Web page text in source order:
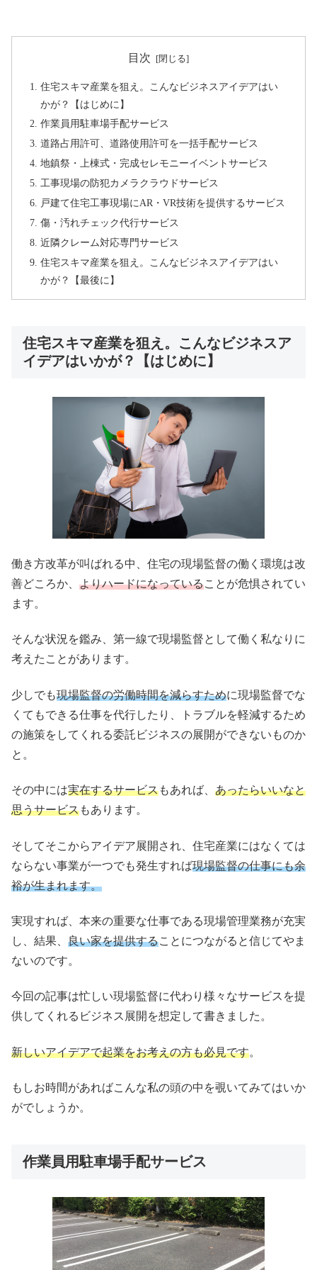
目次
住宅スキマ産業を狙え。こんなビジネスアイデアはい
かが？【はじめに】
作業員用駐車場手配サービス
道路占用許可、道路使用許可を一括手配サービス
地鎮祭・上棟式・完成セレモニーイベントサービス
工事現場の防犯カメラクラウドサービス
戸建て住宅工事現場にAR・VR技術を提供するサービス
傷・汚れチェック代行サービス
近隣クレーム対応専門サービス
住宅スキマ産業を狙え。こんなビジネスアイデアはい
かが？【最後に】
住宅スキマ産業を狙え。こんなビジネスア
イデアはいかが？【はじめに】
働き方改革が叫ばれる中、住宅の現場監督の働く環境は改
善どころか、 よりハードになっていることが危惧されてい
ます。
そんな状況を鑑み、第一線で現場監督として働く私なりに
考えたことがあります。
少しでも現場監督の労働時間を減らすために現場監督でな
くてもできる仕事を代行したり、トラブルを軽減するため
の施策をしてくれる委託ビジネスの展開ができないものか
と。
その中には実在するサービスもあれば、 あったらいいなと
思うサービスもあります。
そしてそこからアイデア展開され、住宅産業にはなくては
ならない事業が一つでも発生すれば現場監督の仕事にも余
裕が生まれます。
実現すれば、本来の重要な仕事である現場管理業務が充実
し、結果、 良い家を提供することにつながると信じてやま
ないのです。
今回の記事は忙しい現場監督に代わり様々なサービスを提
供してくれるビジネス展開を想定して書きました。
新しいアイデアで起業をお考えの方も必見です。
もしお時間があればこんな私の頭の中を覗いてみてはいか
がでしょうか。
作業員用駐車場手配サービス